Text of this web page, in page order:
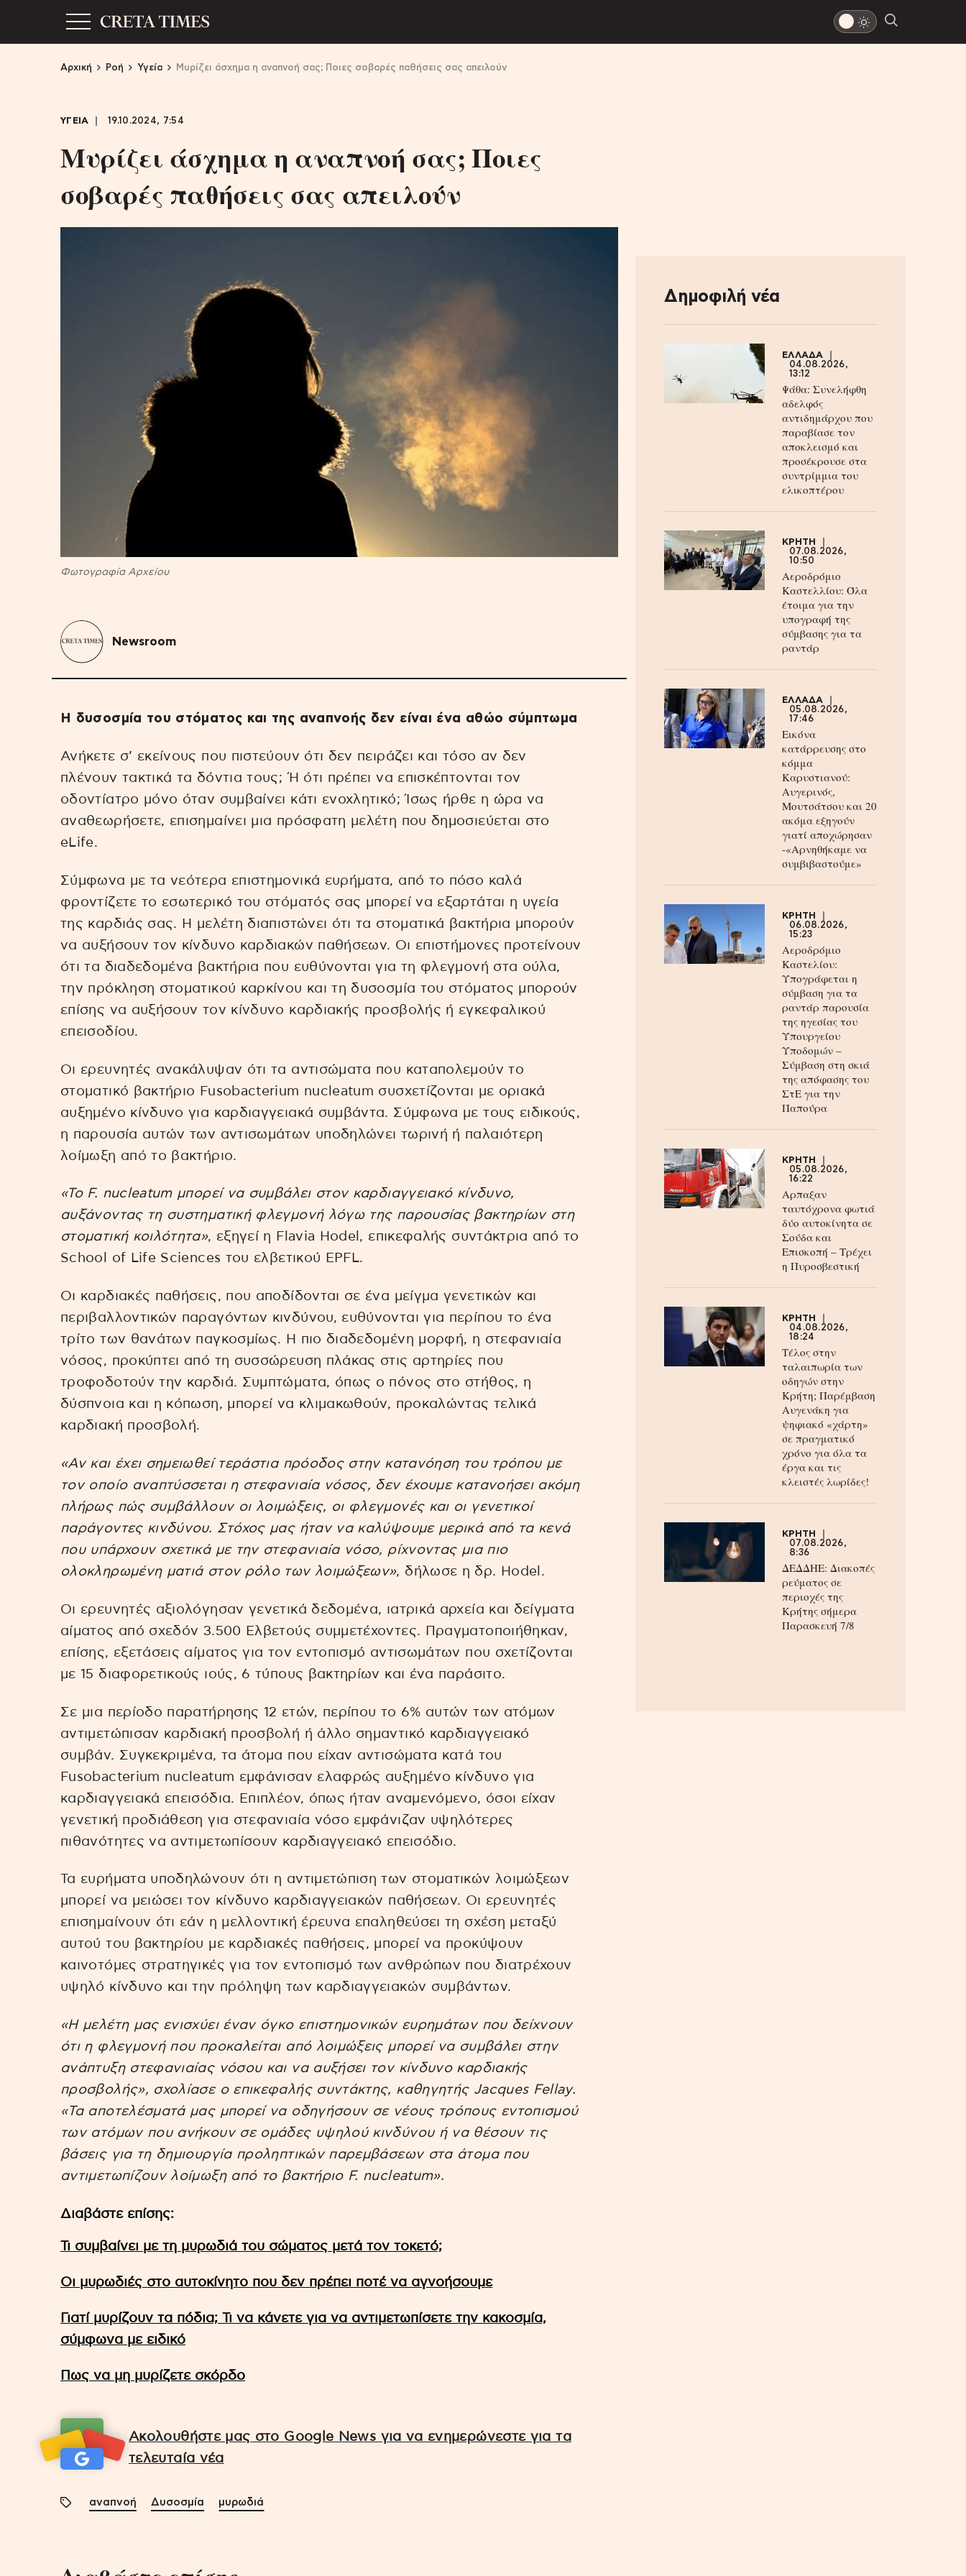
Αρχική Ροή Υγεία Μυρίζει άσχημα η αναπνοή σας; Ποιες σοβαρές παθήσεις σας απειλούν
ΥΓΕΙΑ 19.10.2024, 7:54
Μυρίζει άσχημα η αναπνοή σας; Ποιες
σοβαρές παθήσεις σας απειλούν
Φωτογραφία Αρχείου
Newsroom
Η δυσοσμία του στόματος και της αναπνοής δεν είναι ένα αθώο σύμπτωμα
Ανήκετε σ’ εκείνους που πιστεύουν ότι δεν πειράζει και τόσο αν δεν
πλένουν τακτικά τα δόντια τους; Ή ότι πρέπει να επισκέπτονται τον
οδοντίατρο μόνο όταν συμβαίνει κάτι ενοχλητικό; Ίσως ήρθε η ώρα να
αναθεωρήσετε, επισημαίνει μια πρόσφατη μελέτη που δημοσιεύεται στο
eLife.
Σύμφωνα με τα νεότερα επιστημονικά ευρήματα, από το πόσο καλά
φροντίζετε το εσωτερικό του στόματός σας μπορεί να εξαρτάται η υγεία
της καρδιάς σας. Η μελέτη διαπιστώνει ότι τα στοματικά βακτήρια μπορούν
να αυξήσουν τον κίνδυνο καρδιακών παθήσεων. Οι επιστήμονες προτείνουν
ότι τα διαδεδομένα βακτήρια που ευθύνονται για τη φλεγμονή στα ούλα,
την πρόκληση στοματικού καρκίνου και τη δυσοσμία του στόματος μπορούν
επίσης να αυξήσουν τον κίνδυνο καρδιακής προσβολής ή εγκεφαλικού
επεισοδίου.
Οι ερευνητές ανακάλυψαν ότι τα αντισώματα που καταπολεμούν το
στοματικό βακτήριο Fusobacterium nucleatum συσχετίζονται με οριακά
αυξημένο κίνδυνο για καρδιαγγειακά συμβάντα. Σύμφωνα με τους ειδικούς,
η παρουσία αυτών των αντισωμάτων υποδηλώνει τωρινή ή παλαιότερη
λοίμωξη από το βακτήριο.
«Το F. nucleatum μπορεί να συμβάλει στον καρδιαγγειακό κίνδυνο,
αυξάνοντας τη συστηματική φλεγμονή λόγω της παρουσίας βακτηρίων στη
στοματική κοιλότητα», εξηγεί η Flavia Hodel, επικεφαλής συντάκτρια από το
School of Life Sciences του ελβετικού EPFL.
Οι καρδιακές παθήσεις, που αποδίδονται σε ένα μείγμα γενετικών και
περιβαλλοντικών παραγόντων κινδύνου, ευθύνονται για περίπου το ένα
τρίτο των θανάτων παγκοσμίως. Η πιο διαδεδομένη μορφή, η στεφανιαία
νόσος, προκύπτει από τη συσσώρευση πλάκας στις αρτηρίες που
τροφοδοτούν την καρδιά. Συμπτώματα, όπως ο πόνος στο στήθος, η
δύσπνοια και η κόπωση, μπορεί να κλιμακωθούν, προκαλώντας τελικά
καρδιακή προσβολή.
«Αν και έχει σημειωθεί τεράστια πρόοδος στην κατανόηση του τρόπου με
τον οποίο αναπτύσσεται η στεφανιαία νόσος, δεν έχουμε κατανοήσει ακόμη
πλήρως πώς συμβάλλουν οι λοιμώξεις, οι φλεγμονές και οι γενετικοί
παράγοντες κινδύνου. Στόχος μας ήταν να καλύψουμε μερικά από τα κενά
που υπάρχουν σχετικά με την στεφανιαία νόσο, ρίχνοντας μια πιο
ολοκληρωμένη ματιά στον ρόλο των λοιμώξεων», δήλωσε η δρ. Hodel.
Οι ερευνητές αξιολόγησαν γενετικά δεδομένα, ιατρικά αρχεία και δείγματα
αίματος από σχεδόν 3.500 Ελβετούς συμμετέχοντες. Πραγματοποιήθηκαν,
επίσης, εξετάσεις αίματος για τον εντοπισμό αντισωμάτων που σχετίζονται
με 15 διαφορετικούς ιούς, 6 τύπους βακτηρίων και ένα παράσιτο.
Σε μια περίοδο παρατήρησης 12 ετών, περίπου το 6% αυτών των ατόμων
αντιμετώπισαν καρδιακή προσβολή ή άλλο σημαντικό καρδιαγγειακό
συμβάν. Συγκεκριμένα, τα άτομα που είχαν αντισώματα κατά του
Fusobacterium nucleatum εμφάνισαν ελαφρώς αυξημένο κίνδυνο για
καρδιαγγειακά επεισόδια. Επιπλέον, όπως ήταν αναμενόμενο, όσοι είχαν
γενετική προδιάθεση για στεφανιαία νόσο εμφάνιζαν υψηλότερες
πιθανότητες να αντιμετωπίσουν καρδιαγγειακό επεισόδιο.
Τα ευρήματα υποδηλώνουν ότι η αντιμετώπιση των στοματικών λοιμώξεων
μπορεί να μειώσει τον κίνδυνο καρδιαγγειακών παθήσεων. Οι ερευνητές
επισημαίνουν ότι εάν η μελλοντική έρευνα επαληθεύσει τη σχέση μεταξύ
αυτού του βακτηρίου με καρδιακές παθήσεις, μπορεί να προκύψουν
καινοτόμες στρατηγικές για τον εντοπισμό των ανθρώπων που διατρέχουν
υψηλό κίνδυνο και την πρόληψη των καρδιαγγειακών συμβάντων.
«Η μελέτη μας ενισχύει έναν όγκο επιστημονικών ευρημάτων που δείχνουν
ότι η φλεγμονή που προκαλείται από λοιμώξεις μπορεί να συμβάλει στην
ανάπτυξη στεφανιαίας νόσου και να αυξήσει τον κίνδυνο καρδιακής
προσβολής», σχολίασε ο επικεφαλής συντάκτης, καθηγητής Jacques Fellay.
«Τα αποτελέσματά μας μπορεί να οδηγήσουν σε νέους τρόπους εντοπισμού
των ατόμων που ανήκουν σε ομάδες υψηλού κινδύνου ή να θέσουν τις
βάσεις για τη δημιουργία προληπτικών παρεμβάσεων στα άτομα που
αντιμετωπίζουν λοίμωξη από το βακτήριο F. nucleatum».
Διαβάστε επίσης:
Τι συμβαίνει με τη μυρωδιά του σώματος μετά τον τοκετό;
Οι μυρωδιές στο αυτοκίνητο που δεν πρέπει ποτέ να αγνοήσουμε
Γιατί μυρίζουν τα πόδια; Τι να κάνετε για να αντιμετωπίσετε την κακοσμία,
σύμφωνα με ειδικό
Πως να μη μυρίζετε σκόρδο
Ακολουθήστε μας στο Google News για να ενημερώνεστε για τα
τελευταία νέα
αναπνοή Δυσοσμία μυρωδιά
Δημοφιλή νέα
ΕΛΛΑΔΑ
04.08.2026,
13:12
Ψάθα: Συνελήφθη
αδελφός
αντιδημάρχου που
παραβίασε τον
αποκλεισμό και
προσέκρουσε στα
συντρίμμια του
ελικοπτέρου
ΚΡΗΤΗ
07.08.2026,
10:50
Αεροδρόμιο
Καστελλίου: Όλα
έτοιμα για την
υπογραφή της
σύμβασης για τα
ραντάρ
ΕΛΛΑΔΑ
05.08.2026,
17:46
Εικόνα
κατάρρευσης στο
κόμμα
Καρυστιανού:
Αυγερινός,
Μουτσάτσου και 20
ακόμα εξηγούν
γιατί αποχώρησαν
-«Αρνηθήκαμε να
συμβιβαστούμε»
ΚΡΗΤΗ
06.08.2026,
15:23
Αεροδρόμιο
Καστελίου:
Υπογράφεται η
σύμβαση για τα
ραντάρ παρουσία
της ηγεσίας του
Υπουργείου
Υποδομών –
Σύμβαση στη σκιά
της απόφασης του
ΣτΕ για την
Παπούρα
ΚΡΗΤΗ
05.08.2026,
16:22
Αρπαξαν
ταυτόχρονα φωτιά
δύο αυτοκίνητα σε
Σούδα και
Επισκοπή – Τρέχει
η Πυροσβεστική
ΚΡΗΤΗ
04.08.2026,
18:24
Τέλος στην
ταλαιπωρία των
οδηγών στην
Κρήτη; Παρέμβαση
Αυγενάκη για
ψηφιακό «χάρτη»
σε πραγματικό
χρόνο για όλα τα
έργα και τις
κλειστές λωρίδες!
ΚΡΗΤΗ
07.08.2026,
8:36
ΔΕΔΔΗΕ: Διακοπές
ρεύματος σε
περιοχές της
Κρήτης σήμερα
Παρασκευή 7/8